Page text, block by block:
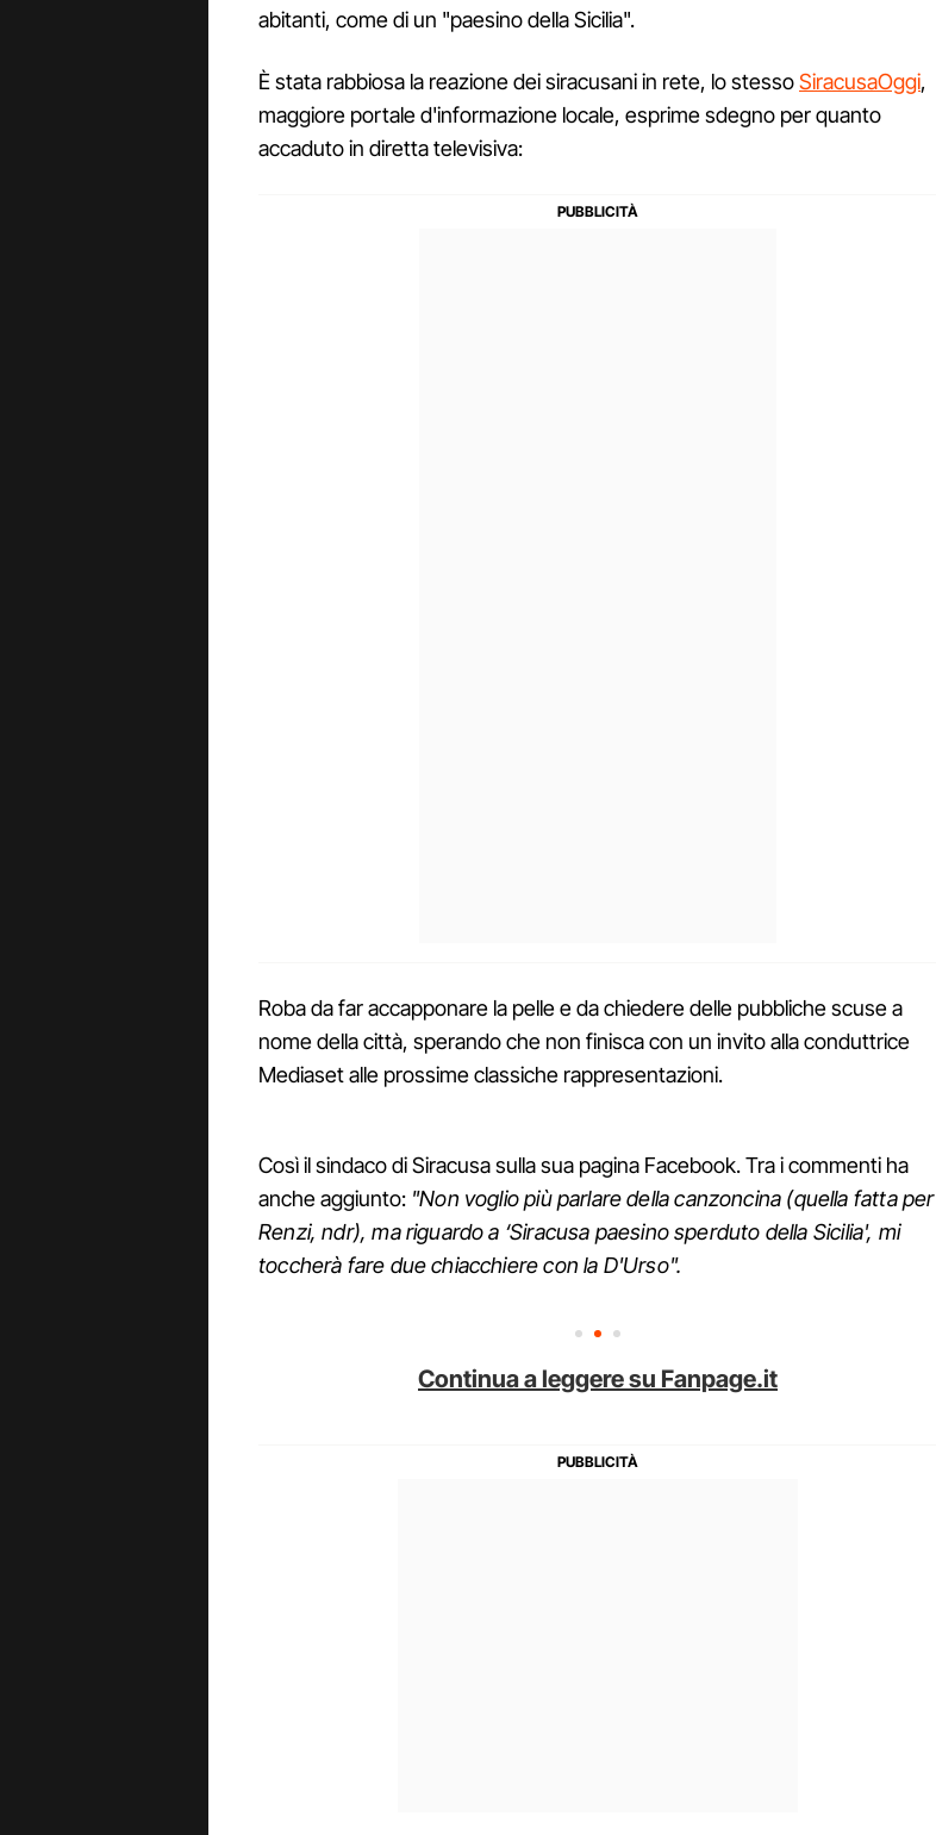
abitanti, come di un "paesino della Sicilia".
È stata rabbiosa la reazione dei siracusani in rete, lo stessoSiracusaOggi,
maggiore portale d'informazione locale, esprime sdegno per quanto
accaduto in diretta televisiva:
Roba da far accapponare la pelle e da chiedere delle pubbliche scuse a
nome della città, sperando che non finisca con un invito alla conduttrice
Mediaset alle prossime classiche rappresentazioni.
Così il sindaco di Siracusa sulla sua pagina Facebook. Tra i commenti ha
anche aggiunto: "Non voglio più parlare della canzoncina (quella fatta per
Renzi, ndr), ma riguardo a ‘Siracusa paesino sperduto della Sicilia', mi
toccherà fare due chiacchiere con la D'Urso".
Continua a leggere su Fanpage.it